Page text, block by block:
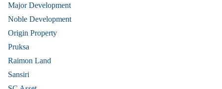
Major Development
Noble Development
Origin Property
Pruksa
Raimon Land
Sansiri